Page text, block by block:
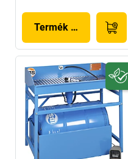
Termék megjelenítése